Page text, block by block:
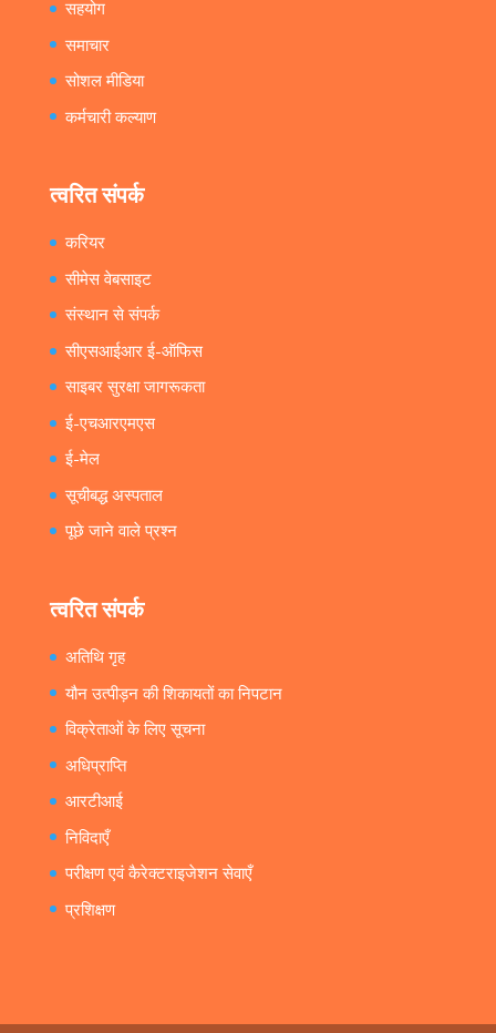
सहयोग
समाचार
सोशल मीडिया
कर्मचारी कल्याण
त्वरित संपर्क
करियर
सीमेस वेबसाइट
संस्थान से संपर्क
सीएसआईआर ई-ऑफिस
साइबर सुरक्षा जागरूकता
ई-एचआरएमएस
ई-मेल
सूचीबद्ध अस्पताल
पूछे जाने वाले प्रश्न
त्वरित संपर्क
अतिथि गृह
यौन उत्पीड़न की शिकायतों का निपटान
विक्रेताओं के लिए सूचना
अधिप्राप्ति
आरटीआई
निविदाएँ
परीक्षण एवं कैरेक्टराइजेशन सेवाएँ
प्रशिक्षण